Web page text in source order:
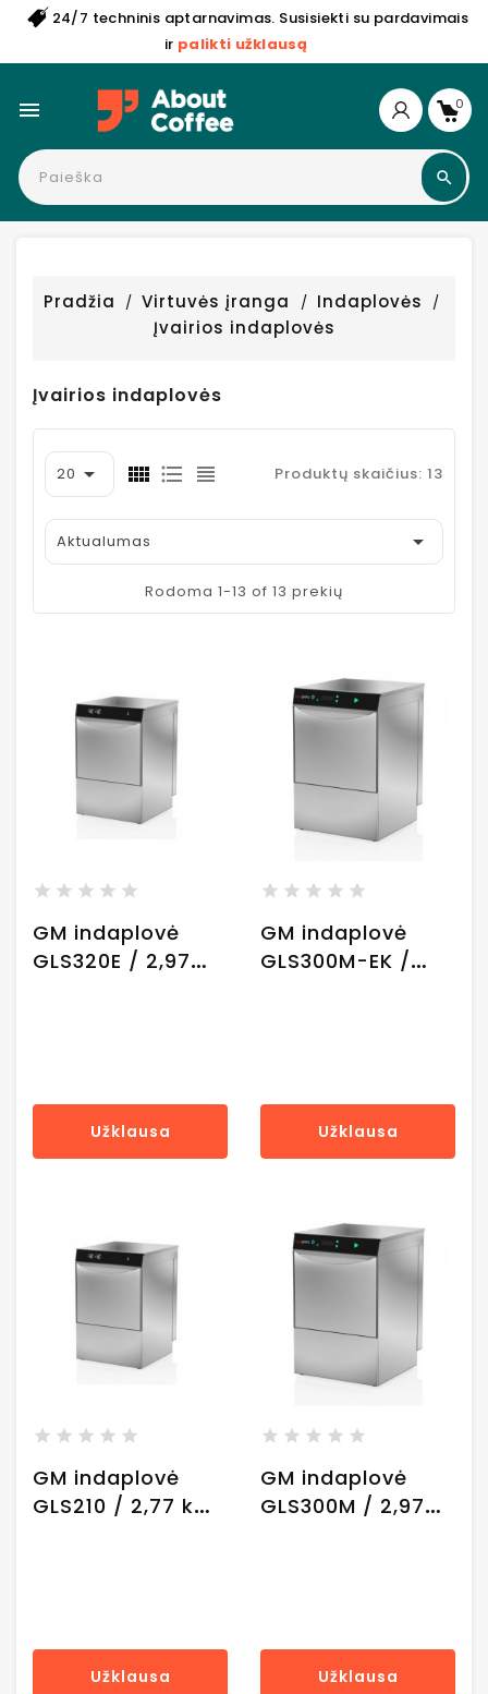
24/7 techninis aptarnavimas. Susisiekti su pardavimais
ir palikti užklausą
 0
Pradžia Virtuvės įranga
Indaplovės
Įvairios indaplovės
Įvairios indaplovės
20  Produktų skaičius: 13
Aktualumas 
Rodoma 1-13 of 13 prekių
GM indaplovė
GLS320E / 2,97
Užklausa
GM indaplovė
GLS300M-EK /
Užklausa
GM indaplovė
GLS210 / 2,77 kW
Užklausa
GM indaplovė
GLS300M / 2,97
Užklausa